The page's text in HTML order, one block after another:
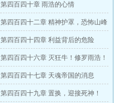
第四百四十章 雨浩的心情
第四百四十二章 精神护罩，恐怖山峰
第四百四十四章 利益背后的危险
第四百四十六章 灭狂牛！修罗雨浩！
第四百四十七章 天魂帝国的消息
第四百四十九章 置换，迎接死神！